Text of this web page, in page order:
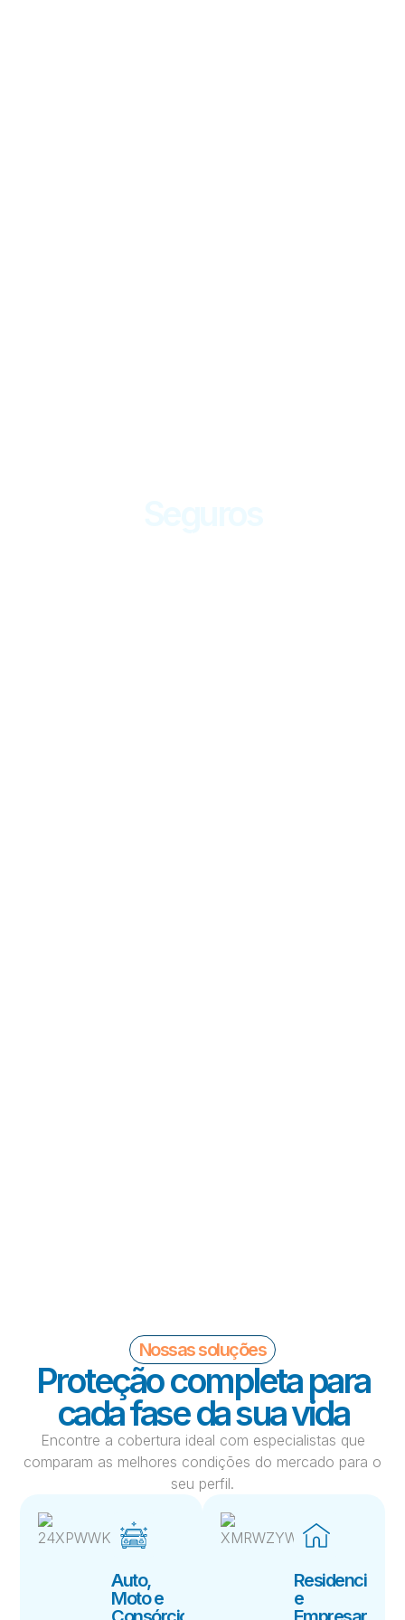
Nossas soluções
Proteção completa para
cada fase da sua vida
Encontre a cobertura ideal com especialistas que
comparam as melhores condições do mercado para o
seu perfil.
Auto,
Moto e
Residencial
e